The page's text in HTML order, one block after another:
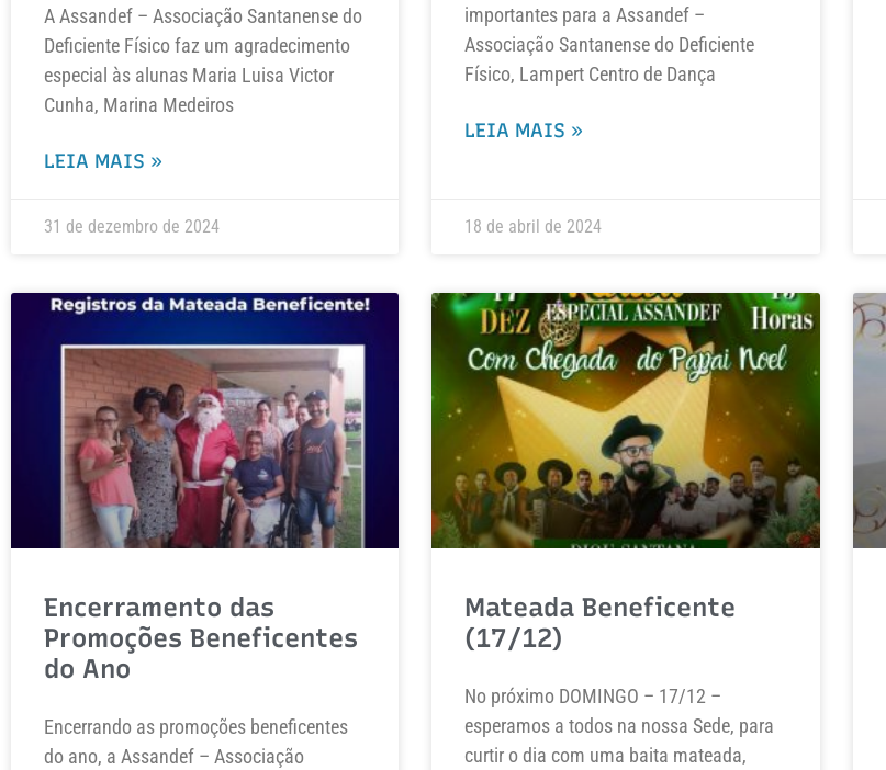
A Assandef – Associação Santanense do
Deficiente Físico faz um agradecimento
especial às alunas Maria Luisa Victor
Cunha, Marina Medeiros
LEIA MAIS »
31 de dezembro de 2024
importantes para a Assandef –
Associação Santanense do Deficiente
Físico, Lampert Centro de Dança
LEIA MAIS »
18 de abril de 2024
Encerramento das
Promoções Beneficentes
do Ano
Encerrando as promoções beneficentes
do ano, a Assandef – Associação
Mateada Beneficente
(17/12)
No próximo DOMINGO – 17/12 –
esperamos a todos na nossa Sede, para
curtir o dia com uma baita mateada,